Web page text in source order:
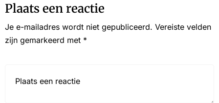
Plaats een reactie
Je e-mailadres wordt niet gepubliceerd. Vereiste velden
zijn gemarkeerd met *